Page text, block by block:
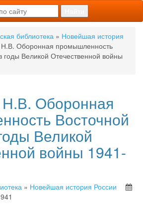
библиотека » Новейшая история
Оборонная промышленность
годы Великой Отечественной войны
Оборонная
Восточной
Великой
войны 1941-
» Новейшая история России